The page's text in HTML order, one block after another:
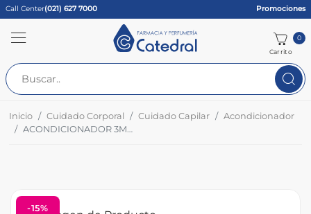
Call Center(021) 627 7000 Promociones
Carrito
0
Inicio Cuidado Corporal Cuidado Capilar
Acondicionador
ACONDICIONADOR 3MM HIDRAT.EXTR TUBO X 170 ML
-15%